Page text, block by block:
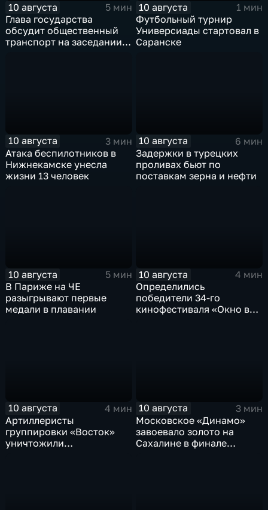
10 августа
5 мин
Глава государства
обсудит общественный
транспорт на заседании в
10 августа
1 мин
Футбольный турнир
Универсиады стартовал в
Саранске
10 августа
3 мин
Атака беспилотников в
Нижнекамске унесла
жизни 13 человек
10 августа
6 мин
Задержки в турецких
проливах бьют по
поставкам зерна и нефти
10 августа
5 мин
В Париже на ЧЕ
разыгрывают первые
медали в плавании
10 августа
4 мин
Определились
победители 34-го
кинофестиваля «Окно в
10 августа
4 мин
Артиллеристы
группировки «Восток»
уничтожили
10 августа
3 мин
Московское «Динамо»
завоевало золото на
Сахалине в финале